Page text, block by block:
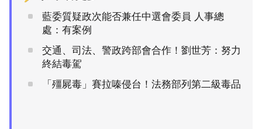
藍委質疑政次能否兼任中選會委員 人事總
處：有案例
交通、司法、警政跨部會合作！劉世芳：努力
終結毒駕
「殭屍毒」賽拉嗪侵台！法務部列第二級毒品